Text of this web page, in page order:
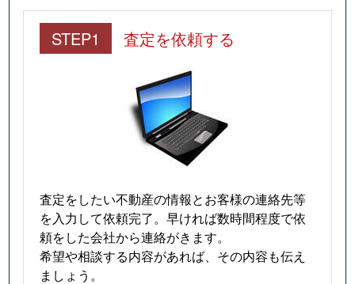
STEP1 査定を依頼する
査定をしたい不動産の情報とお客様の連絡先等
を入力して依頼完了。早ければ数時間程度で依
頼をした会社から連絡がきます。
希望や相談する内容があれば、その内容も伝え
ましょう。